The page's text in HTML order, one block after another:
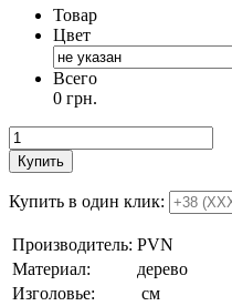
Товар
Цвет
Всего
0 грн.
Купить
Купить в один клик:
Производитель: PVN
Материал:
дерево
Изголовье:
см